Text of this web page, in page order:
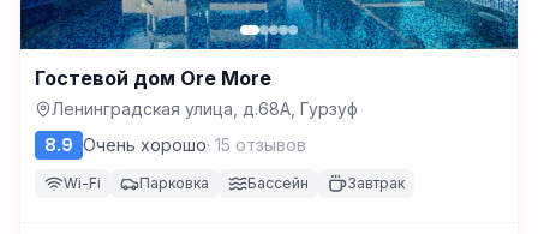
Гостевой дом Ore More
Ленинградская улица, д.68А, Гурзуф
8.9 Очень хорошо· 15 отзывов
Wi-Fi Парковка Бассейн Завтрак